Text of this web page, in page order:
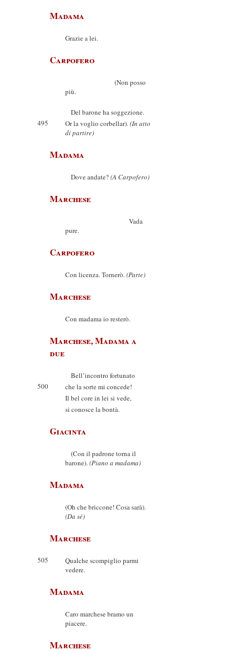
Madama
Grazie a lei.
Carpofero
(Non posso
più.
Del barone ha soggezione.
495
Or la voglio corbellar).(In atto
di partire)
Madama
Dove andate?(A Carpofero)
Marchese
Vada
pure.
Carpofero
Con licenza. Tornerò.(Parte)
Marchese
Con madama io resterò.
Marchese, Madama a
due
Bell’incontro fortunato
500
che la sorte mi concede!
Il bel core in lei si vede,
si conosce la bontà.
Giacinta
(Con il padrone torna il
barone).(Piano a madama)
Madama
(Oh che briccone! Cosa sarà).
(Da sé)
Marchese
505
Qualche scompiglio parmi
vedere.
Madama
Caro marchese bramo un
piacere.
Marchese